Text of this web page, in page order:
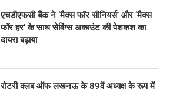
एचडीएफसी बैंक ने ‘मैक्स फॉर सीनियर्स’ और ‘मैक्स
फॉर हर’ के साथ सेविंग्स अकाउंट की पेशकश का
दायरा बढ़ाया
रोटरी क्लब ऑफ लखनऊ के 89वें अध्यक्ष के रूप में